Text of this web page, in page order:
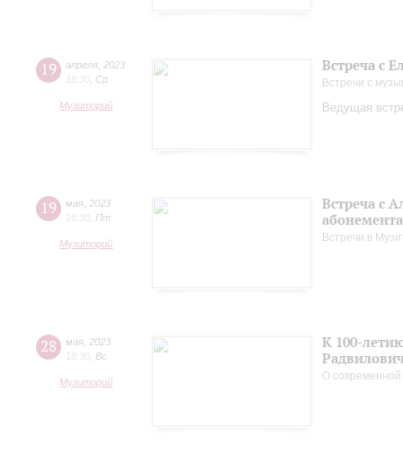
19 апреля 2023
18:30 Ср
Музиторий
Встреча с
Встречи с
Ведущая
19 мая 2023
18:30 Пт
Музиторий
Встреча с
Встречи в
28 мая 2023
18:30 Вс
Музиторий
К 100-
О